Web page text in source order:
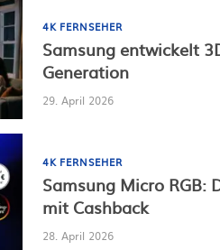
4K FERNSEHER
Samsung entwickelt
Generation
29. April 2026
4K FERNSEHER
Samsung Micro RGB:
mit Cashback
28. April 2026